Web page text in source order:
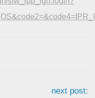
next post: